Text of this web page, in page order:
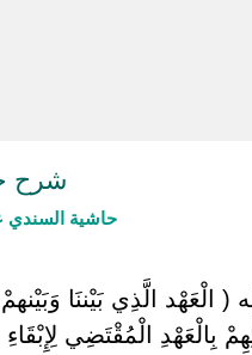
شرح
حاشية السندي
( الْعَهْد الَّذِي بَيْننَا
بِالْعَهْدِ الْمُقْتَضِي